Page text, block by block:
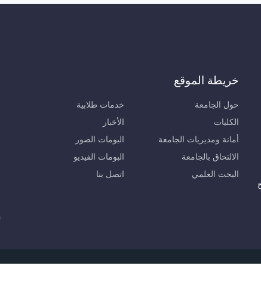
خريطة الموقع
حول الجامعة
الكليات
أمانة ومديريات الجامعة
الالتحاق بالجامعة
البحث العلمي
خدمات طلابية
الأخبار
البومات الصور
البومات الفيديو
اتصل بنا
الخاصة للعلوم والتكنولوجيا © 2026, مديرية نظم المعلومات والاتصالات.